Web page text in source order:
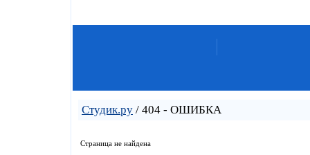
Студик.ру / 404 - ОШИБКА
Страница не найдена